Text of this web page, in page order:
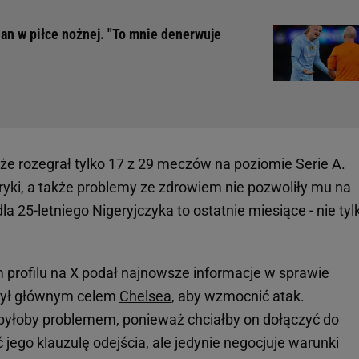
w piłce nożnej. "To mnie denerwuje
rozegrał tylko 17 z 29 meczów na poziomie Serie A.
a także problemy ze zdrowiem nie pozwoliły mu na
25-letniego Nigeryjczyka to ostatnie miesiące - nie
na X podał najnowsze informacje w sprawie
głównym celem Chelsea, aby wzmocnić atak.
problemem, ponieważ chciałby on dołączyć do
jego klauzulę odejścia, ale jedynie negocjuje warunki